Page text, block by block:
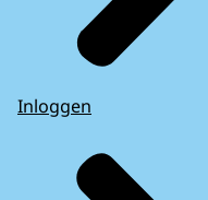
Inloggen